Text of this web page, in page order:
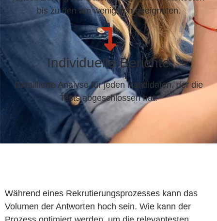
bis zu den am wenigsten geeigneten.
Individuelle Berichte
Detaillierte Analyse für jeden Kandidaten, der die
Tests abgeschlossen hat.
Während eines Rekrutierungsprozesses kann das
Volumen der Antworten hoch sein. Wie kann der